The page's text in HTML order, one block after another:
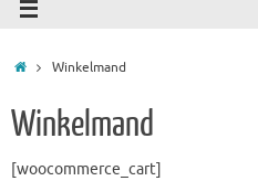
Winkelmand
Winkelmand
[woocommerce_cart]